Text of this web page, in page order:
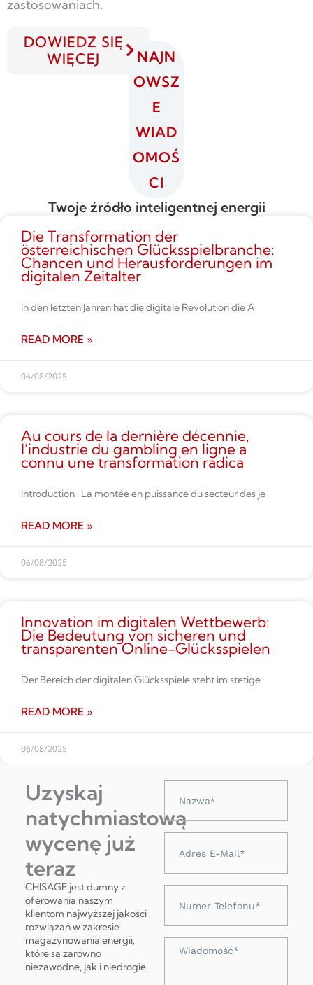
zastosowaniach.
DOWIEDZ SIĘ
WIĘCEJ
NAJN
OWSZ
E
WIAD
OMOŚ
CI
Twoje źródło inteligentnej energii
Die Transformation der
österreichischen Glücksspielbranche:
Chancen und Herausforderungen im
digitalen Zeitalter
In den letzten Jahren hat die digitale Revolution die A
READ MORE »
06/08/2025
Au cours de la dernière décennie,
l’industrie du gambling en ligne a
connu une transformation radica
Introduction : La montée en puissance du secteur des je
READ MORE »
06/08/2025
Innovation im digitalen Wettbe­werb:
Die Bedeutung von sicheren und
transparenten Online-Glücksspielen
Der Bereich der digitalen Glücksspiele steht im stetige
READ MORE »
06/08/2025
Uzyskaj
natychmiastową
wycenę już
teraz
CHISAGE jest dumny z
oferowania naszym
klientom najwyższej jakości
rozwiązań w zakresie
magazynowania energii,
które są zarówno
niezawodne, jak i niedrogie.
telefonu